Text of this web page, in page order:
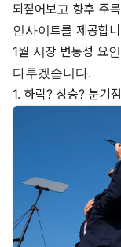
되짚어보고 향후 주
인사이트를 제공합
1월 시장 변동성 요
다루겠습니다.
1. 하락? 상승? 분기